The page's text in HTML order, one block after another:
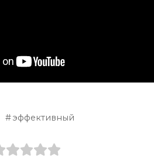
эффективный